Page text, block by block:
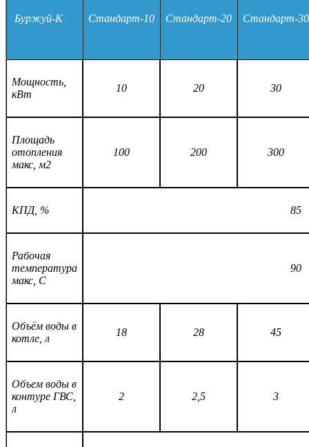
Буржуй-К Стандарт-10 Стандарт-20 Стандарт-30
Мощность,
кВт
10 20 30
Площадь
отопления
макс, м2
100 200 300
КПД, % 85
Рабочая
температура
макс, С
90
Объём воды в
котле, л
18 28 45
Объем воды в
контуре ГВС,
л
2 2,5 3